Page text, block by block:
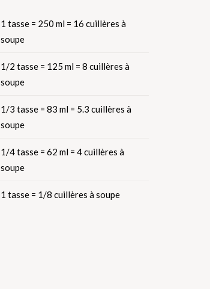
1 tasse = 250 ml = 16 cuillères à
soupe
1/2 tasse = 125 ml = 8 cuillères à
soupe
1/3 tasse = 83 ml = 5.3 cuillères à
soupe
1/4 tasse = 62 ml = 4 cuillères à
soupe
1 tasse = 1/8 cuillères à soupe